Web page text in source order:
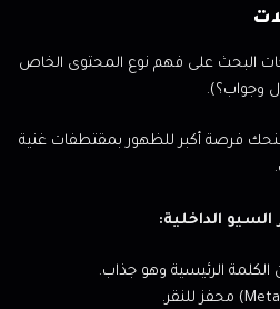
البحث على فهم نوع المحتوى الخاص
وجواب؟).
فرصة أكبر للظهور بمقتطفات غنية
الداخلية: